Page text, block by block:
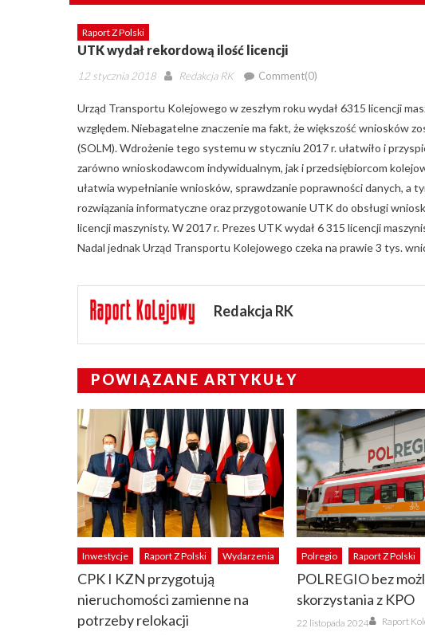
Raport Z Polski
UTK wydał rekordową ilość licencji
Posted
12 stycznia 2018 Author
Redakcja RK Comment(0)
Urząd Transportu Kolejowego w zeszłym roku wydał 6315 licencji
względem. Niebagatelne znaczenie ma fakt, że większość wniosków
(SOLM). Wdrożenie tego systemu w styczniu 2017 r. ułatwiło i
zarówno wnioskodawcom indywidualnym, jak i przedsiębiorcom
ułatwia wypełnianie wniosków, sprawdzanie poprawności danych, a
rozwiązania informatyczne oraz przygotowanie UTK do obsługi
licencji maszynisty. W 2017 r. Prezes UTK wydał 6 315 licencji
Nadal jednak Urząd Transportu Kolejowego czeka na prawie 3 tys.
Redakcja RK
POWIĄZANE ARTYKUŁY
Inwestycje Raport Z Polski Wydarzenia
CPK I KZN przygotują
nieruchomości zamienne na
potrzeby relokacji
Polregio Raport Z Polski
POLREGIO bez
skorzystania z KPO
Posted
on
22 listopada 2024 Author
Raport